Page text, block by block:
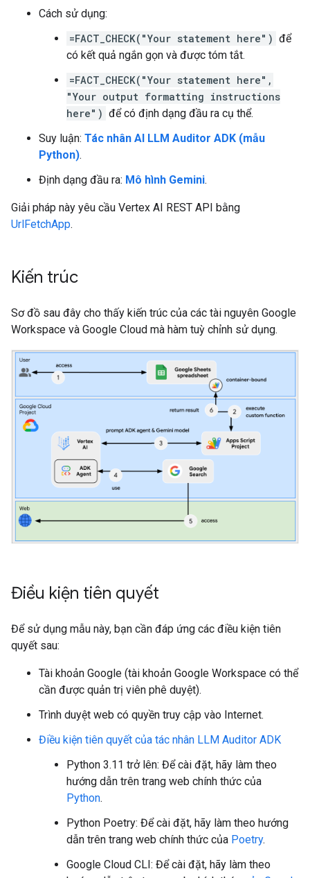
Cách sử dụng:
=FACT_CHECK("Your statement here") để
có kết quả ngắn gọn và được tóm tắt.
=FACT_CHECK("Your statement here",
"Your output formatting instructions
here") để có định dạng đầu ra cụ thể.
Suy luận: Tác nhân AI LLM Auditor ADK (mẫu
Python).
Định dạng đầu ra: Mô hình Gemini.
Giải pháp này yêu cầu Vertex AI REST API bằng
UrlFetchApp.
Kiến trúc
Sơ đồ sau đây cho thấy kiến trúc của các tài nguyên Google
Workspace và Google Cloud mà hàm tuỳ chỉnh sử dụng.
Điều kiện tiên quyết
Để sử dụng mẫu này, bạn cần đáp ứng các điều kiện tiên
quyết sau:
Tài khoản Google (tài khoản Google Workspace có thể
cần được quản trị viên phê duyệt).
Trình duyệt web có quyền truy cập vào Internet.
Điều kiện tiên quyết của tác nhân LLM Auditor ADK
Python 3.11 trở lên: Để cài đặt, hãy làm theo
hướng dẫn trên trang web chính thức của
Python.
Python Poetry: Để cài đặt, hãy làm theo hướng
dẫn trên trang web chính thức của Poetry.
Google Cloud CLI: Để cài đặt, hãy làm theo